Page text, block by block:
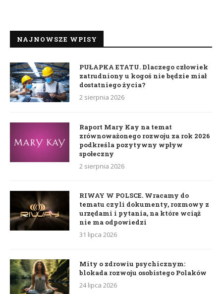
NAJNOWSZE WPISY
PUŁAPKA ETATU. Dlaczego człowiek
zatrudniony u kogoś nie będzie miał
dostatniego życia?
2 sierpnia 2026
Raport Mary Kay na temat
zrównoważonego rozwoju za rok 2026
podkreśla pozytywny wpływ
społeczny
2 sierpnia 2026
RIWAY W POLSCE. Wracamy do
tematu czyli dokumenty, rozmowy z
urzędami i pytania, na które wciąż
nie ma odpowiedzi
31 lipca 2026
Mity o zdrowiu psychicznym:
blokada rozwoju osobistego Polaków
24 lipca 2026